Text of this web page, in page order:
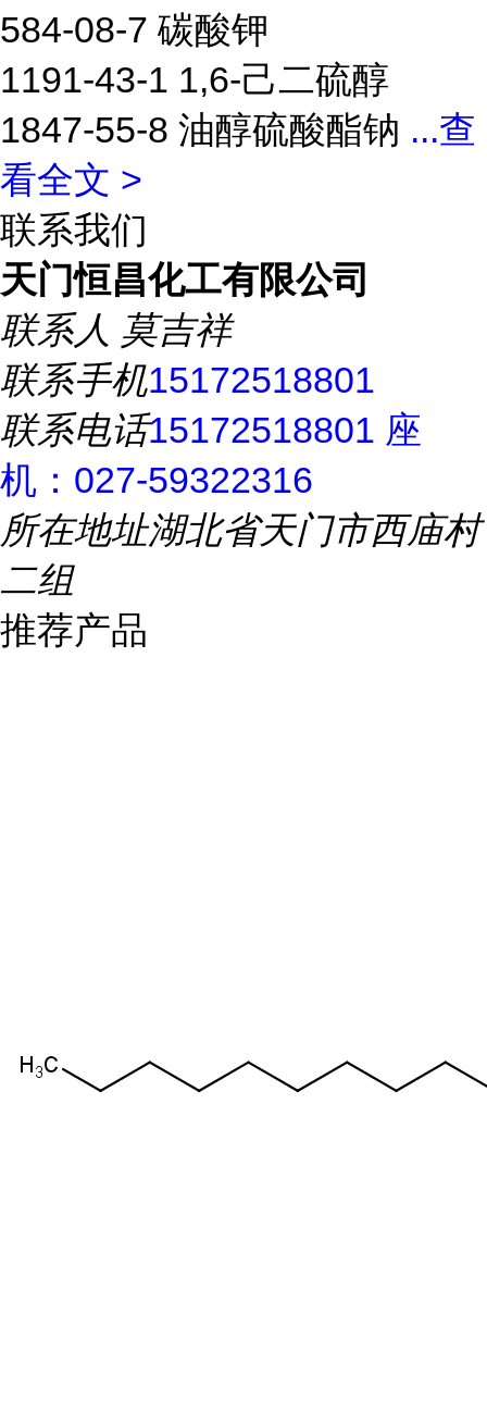
584-08-7 碳酸钾
1191-43-1 1,6-己二硫醇
1847-55-8 油醇硫酸酯钠 ...查
看全文 >
联系我们
天门恒昌化工有限公司
联系人 莫吉祥
联系手机15172518801
联系电话15172518801 座
机：027-59322316
所在地址湖北省天门市西庙村
二组
推荐产品